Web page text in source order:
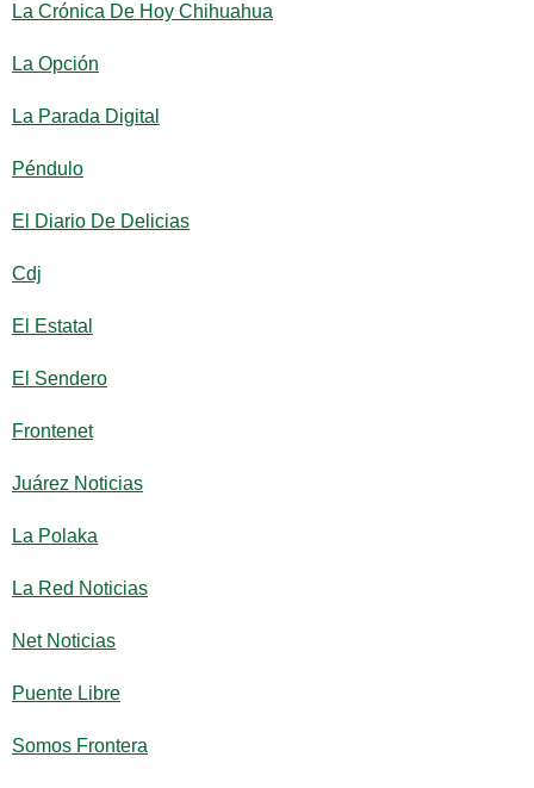
La Crónica De Hoy Chihuahua
La Opción
La Parada Digital
Péndulo
El Diario De Delicias
Cdj
El Estatal
El Sendero
Frontenet
Juárez Noticias
La Polaka
La Red Noticias
Net Noticias
Puente Libre
Somos Frontera